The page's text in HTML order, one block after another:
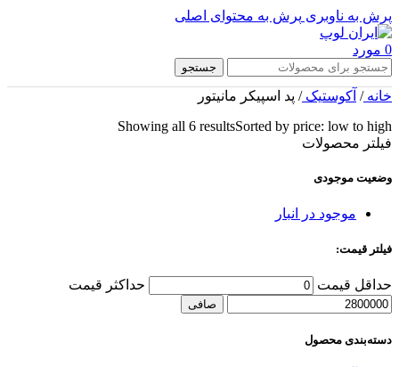
پرش به ناوبری پرش به محتوای اصلی
0 مورد
جستجو
خانه/ آکوستیک/ پد اسپیکر مانیتور
Showing all 6 resultsSorted by price: low to high
فیلتر محصولات
وضعیت‌ موجودی
موجود در انبار
فیلتر قیمت:
حداقل قیمت حداكثر قيمت
صافی
دسته‌بندی محصول